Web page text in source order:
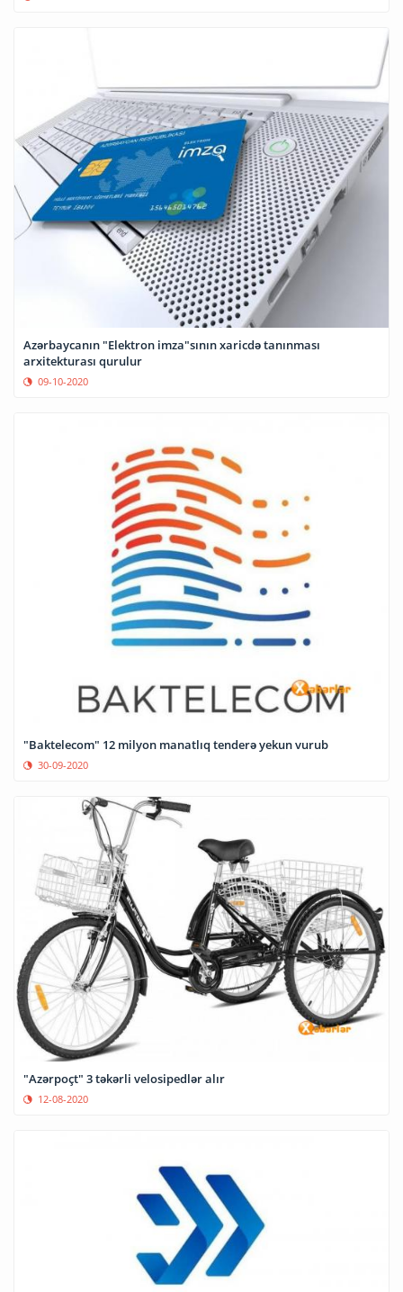
Azərbaycanın "Elektron imza"sının xaricdə tanınması
arxitekturası qurulur
09-10-2020
"Baktelecom" 12 milyon manatlıq tenderə yekun vurub
30-09-2020
"Azərpoçt" 3 təkərli velosipedlər alır
12-08-2020